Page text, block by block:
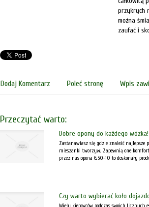
przykrych
można
zaufać i
Dodaj Komentarz Poleć stronę Wpis
Przeczytać warto:
Dobre opony do każdego
Zastanawiasz się gdzie znaleźć
mieszanki tworzyw. Zapewnią one
przez nas opona 6.50-10 to doskonały
Czy warto wybierać koło